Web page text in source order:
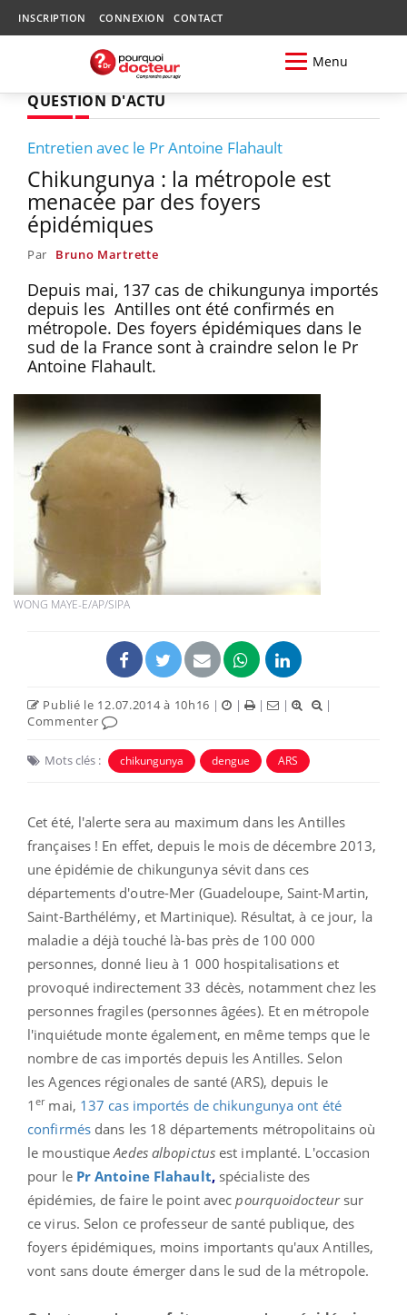
INSCRIPTION CONNEXION CONTACT
Menu
QUESTION D'ACTU
Entretien avec le Pr Antoine Flahault
Chikungunya : la métropole est
menacée par des foyers
épidémiques
Par Bruno Martrette
Depuis mai, 137 cas de chikungunya importés
depuis les Antilles ont été confirmés en
métropole. Des foyers épidémiques dans le
sud de la France sont à craindre selon le Pr
Antoine Flahault.
WONG MAYE-E/AP/SIPA
Publié le 12.07.2014 à 10h16 | | | |
|
Commenter
Mots clés : chikungunya dengue ARS
Cet été, l'alerte sera au maximum dans les Antilles
françaises ! En effet, depuis le mois de décembre 2013,
une épidémie de chikungunya sévit dans ces
départements d'outre-Mer (Guadeloupe, Saint-Martin,
Saint-Barthélémy, et Martinique). Résultat, à ce jour, la
maladie a déjà touché là-bas près de 100 000
personnes, donné lieu à 1 000 hospitalisations et
provoqué indirectement 33 décès, notamment chez les
personnes fragiles (personnes âgées). Et en métropole
l'inquiétude monte également, en même temps que le
nombre de cas importés depuis les Antilles. Selon
les Agences régionales de santé (ARS), depuis le
1ermai, 137 cas importés de chikungunya ont été
confirmésdans les 18 départements métropolitains où
le moustiqueAedes albopictusest implanté. L'occasion
pour le Pr Antoine Flahault, spécialiste des
épidémies, de faire le point avecpourquoidocteursur
ce virus. Selon ce professeur de santé publique, des
foyers épidémiques, moins importants qu'aux Antilles,
vont sans doute émerger dans le sud de la métropole.